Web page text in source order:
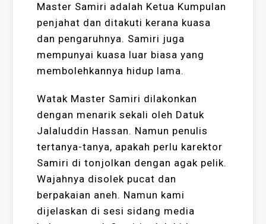
Master Samiri adalah Ketua Kumpulan
penjahat dan ditakuti kerana kuasa
dan pengaruhnya. Samiri juga
mempunyai kuasa luar biasa yang
membolehkannya hidup lama.
Watak Master Samiri dilakonkan
dengan menarik sekali oleh Datuk
Jalaluddin Hassan. Namun penulis
tertanya-tanya, apakah perlu karektor
Samiri di tonjolkan dengan agak pelik.
Wajahnya disolek pucat dan
berpakaian aneh. Namun kami
dijelaskan di sesi sidang media